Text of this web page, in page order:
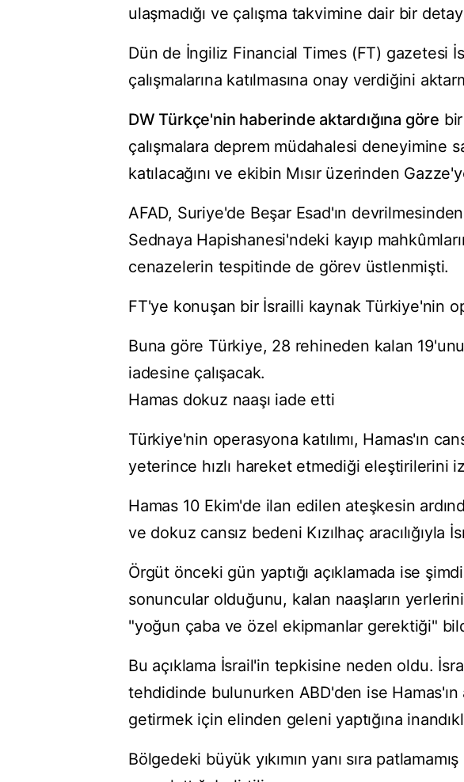
ulaşmadığı ve çalışma takvimine dair bir
Dün de İngiliz Financial Times (FT) gazetesi
çalışmalarına katılmasına onay verdiğini
DW Türkçe'nin haberinde aktardığına göre
çalışmalara deprem müdahalesi deneyimine
katılacağını ve ekibin Mısır üzerinden
AFAD, Suriye'de Beşar Esad'ın
Sednaya Hapishanesi'ndeki kayıp
cenazelerin tespitinde de görev üstlenmişti.
FT'ye konuşan bir İsrailli kaynak Türkiye'nin
Buna göre Türkiye, 28 rehineden kalan
iadesine çalışacak.
Hamas dokuz naaşı iade etti
Türkiye'nin operasyona katılımı, Hamas'ın
yeterince hızlı hareket etmediği eleştirilerini
Hamas 10 Ekim'de ilan edilen ateşkesin
ve dokuz cansız bedeni Kızılhaç aracılığıyla
Örgüt önceki gün yaptığı açıklamada ise
sonuncular olduğunu, kalan naaşların
"yoğun çaba ve özel ekipmanlar gerektiği"
Bu açıklama İsrail'in tepkisine neden oldu.
tehdidinde bulunurken ABD'den ise
getirmek için elinden geleni yaptığına
Bölgedeki büyük yıkımın yanı sıra